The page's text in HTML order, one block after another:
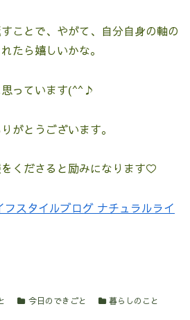
ことで、やがて、自分自身の軸の
たら嬉しいかな。
っています(^^♪
がとうございます。
くださると励みになります♡
今日のできごと 暮らしのこと